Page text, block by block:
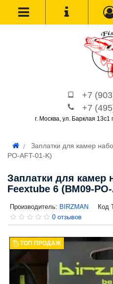
+7
+7
г. Москва, ул. Барклая
Заплатки для камер
PO-AFT-01-K)
Заплатки для камер
Feextube 6 (BM09-
Производитель: BIRZMAN Код
0 отзывов
ТОП ПРОДАЖ